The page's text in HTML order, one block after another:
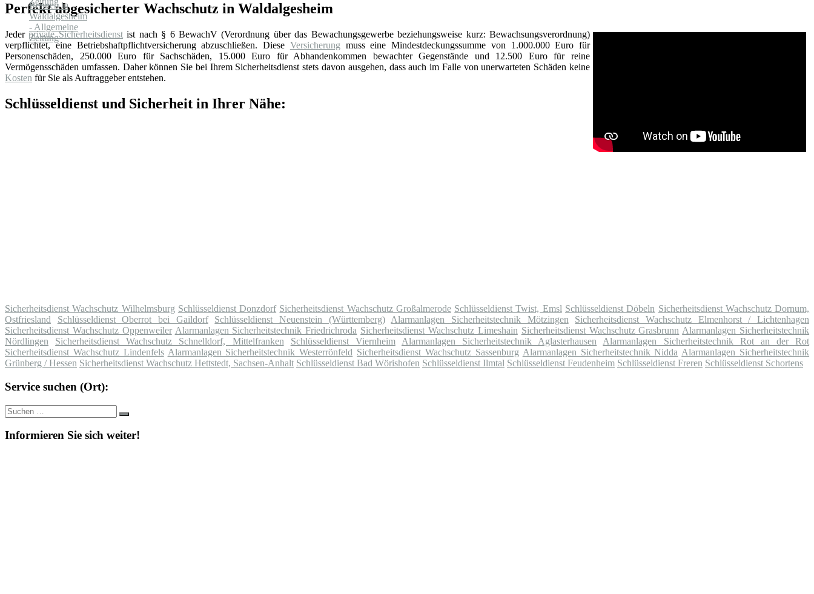
Perfekt abgesicherter Wachschutz in Waldalgesheim
Jederprivate Sicherheitsdienstist nach § 6 BewachV (Verordnung über das Bewachungsgewerbe beziehungsweise kurz: Bewachsungsverordnung)
verpflichtet, eine Betriebshaftpflichtversicherung abzuschließen. Diese Versicherung muss eine Mindestdeckungssumme von 1.000.000 Euro für
Personenschäden, 250.000 Euro für Sachschäden, 15.000 Euro für Abhandenkommen bewachter Gegenstände und 12.500 Euro für reine
Vermögensschäden umfassen. Daher können Sie bei Ihrem Sicherheitsdienst stets davon ausgehen, dass auch im Falle von unerwarteten Schäden keine
Kosten für Sie als Auftraggeber entstehen.
Schlüsseldienst und Sicherheit in Ihrer Nähe:
Sicherheitsdienst Wachschutz Wilhelmsburg Schlüsseldienst Donzdorf Sicherheitsdienst Wachschutz Großalmerode Schlüsseldienst Twist, Emsl Schlüsseldienst Döbeln Sicherheitsdienst Wachschutz Dornum,
Ostfriesland
Schlüsseldienst Oberrot bei Gaildorf Schlüsseldienst Neuenstein (Württemberg) Alarmanlagen Sicherheitstechnik Mötzingen
Sicherheitsdienst Wachschutz Elmenhorst / Lichtenhagen
Sicherheitsdienst Wachschutz Oppenweiler Alarmanlagen Sicherheitstechnik Friedrichroda Sicherheitsdienst Wachschutz Limeshain Sicherheitsdienst Wachschutz Grasbrunn Alarmanlagen Sicherheitstechnik
Nördlingen
Sicherheitsdienst Wachschutz Schnelldorf, Mittelfranken Schlüsseldienst Viernheim Alarmanlagen Sicherheitstechnik Aglasterhausen
Alarmanlagen Sicherheitstechnik Rot an der Rot
Sicherheitsdienst Wachschutz Lindenfels Alarmanlagen Sicherheitstechnik Westerrönfeld Sicherheitsdienst Wachschutz Sassenburg Alarmanlagen Sicherheitstechnik Nidda Alarmanlagen Sicherheitstechnik
Grünberg / Hessen Sicherheitsdienst Wachschutz Hettstedt, Sachsen-Anhalt Schlüsseldienst Bad Wörishofen Schlüsseldienst Ilmtal Schlüsseldienst Feudenheim Schlüsseldienst Freren Schlüsseldienst Schortens
Service suchen (Ort):
Suche
nach:
Suchen
Informieren Sie sich weiter!